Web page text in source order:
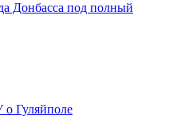
Донбасса под полный
о Гуляйполе